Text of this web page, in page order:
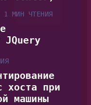
1 МИН ЧТЕНИЯ
JQuery
хоста при
машины